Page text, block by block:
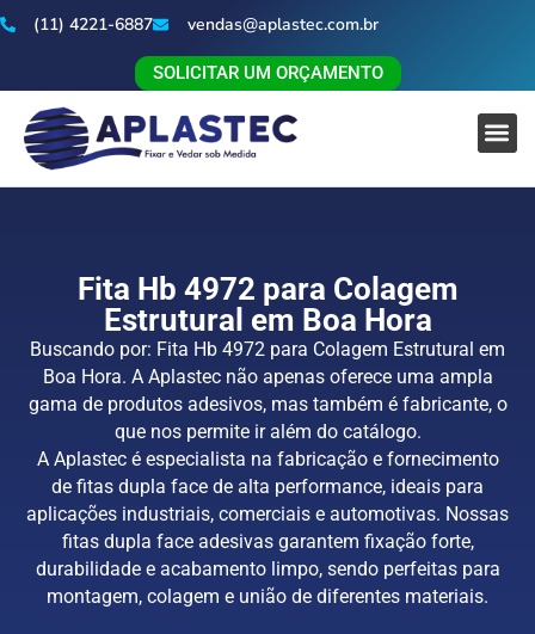
(11) 4221-6887 vendas@aplastec.com.br
SOLICITAR UM ORÇAMENTO
Fita Hb 4972 para Colagem
Estrutural em Boa Hora
Buscando por: Fita Hb 4972 para Colagem Estrutural em
Boa Hora. A Aplastec não apenas oferece uma ampla
gama de produtos adesivos, mas também é fabricante, o
que nos permite ir além do catálogo.
A Aplastec é especialista na fabricação e fornecimento
de fitas dupla face de alta performance, ideais para
aplicações industriais, comerciais e automotivas. Nossas
fitas dupla face adesivas garantem fixação forte,
durabilidade e acabamento limpo, sendo perfeitas para
montagem, colagem e união de diferentes materiais.